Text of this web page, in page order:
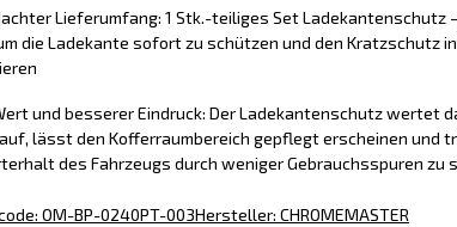
Lieferumfang: 1 Stk.-teiliges Set Ladekantenschutz
die Ladekante sofort zu schützen und den Kratzschutz
und besserer Eindruck: Der Ladekantenschutz wertet
lässt den Kofferraumbereich gepflegt erscheinen und
des Fahrzeugs durch weniger Gebrauchsspuren zu
: OM-BP-0240PT-003Hersteller: CHROMEMASTER